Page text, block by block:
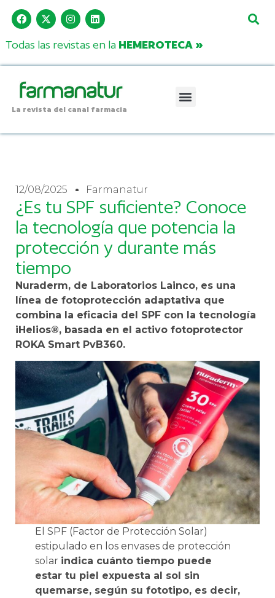
Todas las revistas en la HEMEROTECA »
La revista del canal farmacia
12/08/2025 Farmanatur
¿Es tu SPF suficiente? Conoce
la tecnología que potencia la
protección y durante más
tiempo
Nuraderm, de Laboratorios Lainco, es una
línea de fotoprotección adaptativa que
combina la eficacia del SPF con la tecnología
iHelios®, basada en el activo fotoprotector
ROKA Smart PvB360.
El SPF (Factor de Protección Solar)
estipulado en los envases de protección
solar indica cuánto tiempo puede
estar tu piel expuesta al sol sin
quemarse, según su fototipo, es decir,